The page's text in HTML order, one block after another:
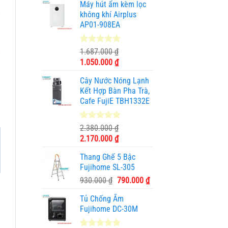
là:
1.950.000 ₫.
tại
là:
990.000 ₫.
Máy hút ẩm kèm lọc
không khí Airplus
AP01-908EA
5.00trên 5
dựa trên
1
đánh giá
1.687.000₫
Giá
là:
1.687.000 ₫.
1.050.000 ₫Giá
tại
là:
1.050.000 ₫.
Cây Nước Nóng Lạnh
Kết Hợp Bàn Pha Trà,
Cafe FujiE TBH1332E
5.00trên 5
dựa trên
11
đánh giá
2.380.000₫
Giá
là:
2.380.000 ₫.
2.170.000 ₫Giá
tại
là:
2.170.000 ₫.
Thang Ghế 5 Bậc
Fujihome SL-305
930.000₫ Giá
là:
930.000 ₫.
790.000 ₫Giá
Tủ Chống Ẩm
Fujihome DC-30M